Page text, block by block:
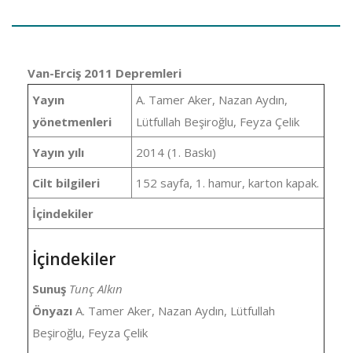
Van-Erciş 2011 Depremleri
Yayın
yönetmenleri
A. Tamer Aker, Nazan Aydın,
Lütfullah Beşiroğlu, Feyza Çelik
Yayın yılı
2014 (1. Baskı)
Cilt bilgileri
152 sayfa, 1. hamur, karton kapak.
İçindekiler
İçindekiler
Sunuş Tunç Alkın
Önyazı A. Tamer Aker, Nazan Aydın, Lütfullah
Beşiroğlu, Feyza Çelik